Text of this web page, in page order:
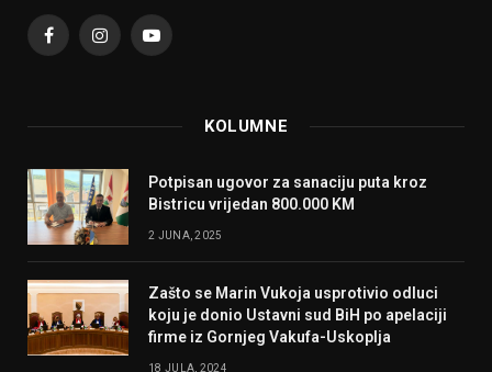
FacebookInstagramYouTube
KOLUMNE
Potpisan ugovor za sanaciju puta kroz
Bistricu vrijedan 800.000 KM
2 JUNA, 2025
Zašto se Marin Vukoja usprotivio odluci
koju je donio Ustavni sud BiH po apelaciji
firme iz Gornjeg Vakufa-Uskoplja
18 JULA, 2024